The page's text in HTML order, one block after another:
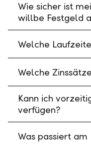
Wie sicher ist
willbe Festgeld
Welche
Welche
Kann ich
verfügen?
Was passiert